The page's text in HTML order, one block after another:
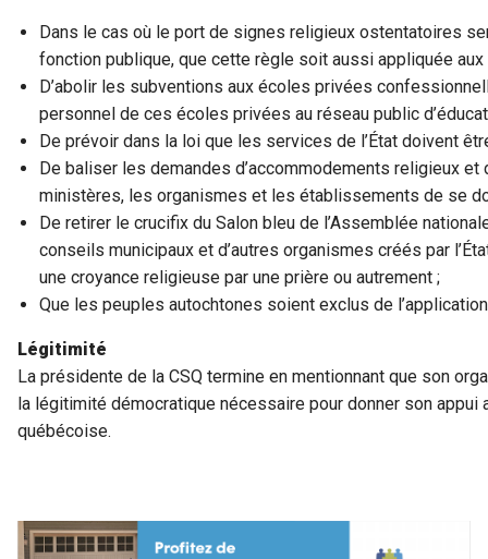
Dans le cas où le port de signes religieux ostentatoires
fonction publique, que cette règle soit aussi appliquée aux
D’abolir les subventions aux écoles privées
personnel de ces écoles privées au réseau public
De prévoir dans la loi que les services de l’État doivent
De baliser les demandes d’accommodements religieux
ministères, les organismes et les établissements de se
De retirer le crucifix du Salon bleu de l’Assemblée
conseils municipaux et d’autres organismes créés par
une croyance religieuse par une prière ou autrement ;
Que les peuples autochtones soient exclus de
Légitimité
La présidente de la CSQ termine en mentionnant que son
la légitimité démocratique nécessaire pour donner son appui
québécoise.